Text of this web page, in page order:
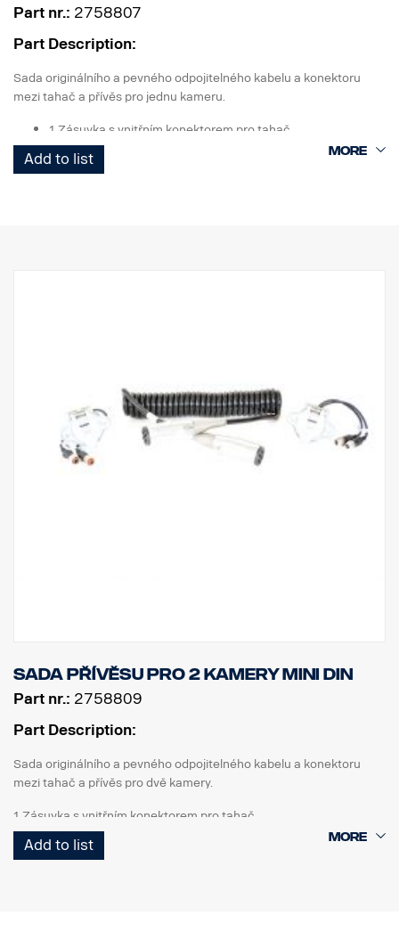
Part nr.: 2758807
Part Description:
Sada originálního a pevného odpojitelného kabelu a konektoru
mezi tahač a přívěs pro jednu kameru.
1 Zásuvka s vnitřním konektorem pro tahač
1 Spirálový kabel Curl-E
1 Zásuvka s vnějším konektorem pro přívěs
Add to list
Sada přívěsu pro 2 kamery MINI DIN
Part nr.: 2758809
Part Description:
Sada originálního a pevného odpojitelného kabelu a konektoru
mezi tahač a přívěs pro dvě kamery.
1 Zásuvka s vnitřním konektorem pro tahač
1 Spirálový kabel Curl-E
1 Zásuvka s vnějším konektorem pro přívěs
Add to list